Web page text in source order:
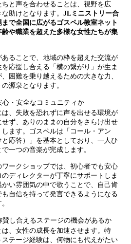
と声を合わせることは、視野を広
助けとなります。 JLミニストリー合
で全国に広がるゴスペル教室ネット
や職業を超えた多様な女性たちが集
ることで、地域の枠を超えた交流が
応援し合える「横の繋がり」が生ま
困難を乗り越えるための大きな力、
源泉となります。
・安全なコミュニティか
は、失敗を恐れずに声を出せる環境が
ず、ありのままの自分をさらけ出せ
ます。ゴスペルは「コール・アン
と応答）」を基本としており、一人ひ
一つの音楽が完成します。
ークショップでは、初心者でも安心
ディレクターが丁寧にサポートしま
い雰囲気の中で歌うことで、自己肯
自信を持って発言できるようになる
し合えるステージの機会があるか
、女性の成長を加速させます。特
テージ経験は、何物にも代えがたい